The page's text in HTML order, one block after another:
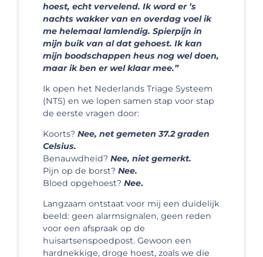
hoest, echt vervelend. Ik word er ’s
nachts wakker van en overdag voel ik
me helemaal lamlendig. Spierpijn in
mijn buik van al dat gehoest. Ik kan
mijn boodschappen heus nog wel doen,
maar ik ben er wel klaar mee.”
Ik open het Nederlands Triage Systeem
(NTS) en we lopen samen stap voor stap
de eerste vragen door:
Koorts? Nee, net gemeten 37.2 graden
Celsius.
Benauwdheid? Nee, niet gemerkt.
Pijn op de borst? Nee.
Bloed opgehoest? Nee.
Langzaam ontstaat voor mij een duidelijk
beeld: geen alarmsignalen, geen reden
voor een afspraak op de
huisartsenspoedpost. Gewoon een
hardnekkige, droge hoest, zoals we die